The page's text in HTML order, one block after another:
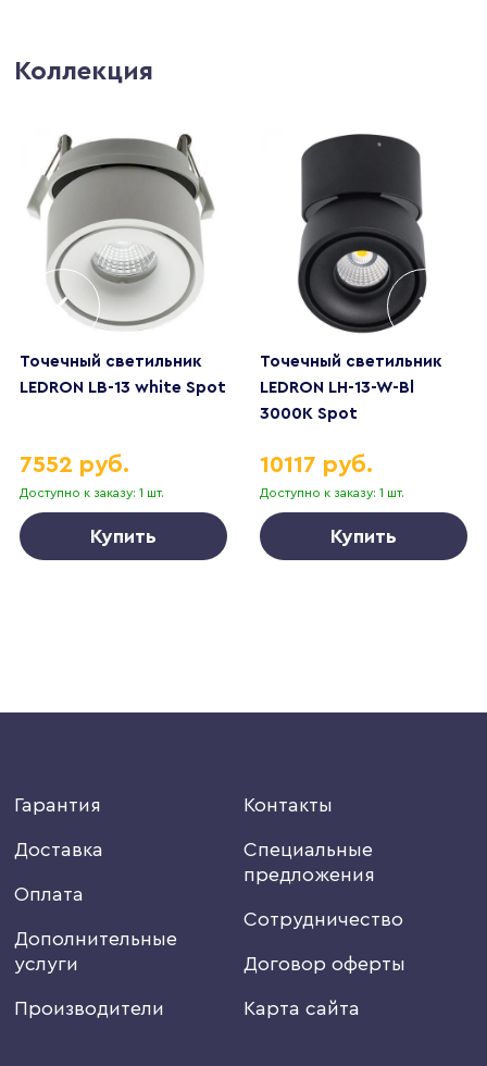
Коллекция
Точечный светильник
LEDRON LB-13 white Spot
Доступно к заказу: 1 шт.
7552 руб.
Купить
Точечный светильник
LEDRON LH-13-W-Bl
3000K Spot
Доступно к заказу: 1 шт.
10117 руб.
Купить
Гарантия
Доставка
Оплата
Дополнительные
услуги
Производители
Контакты
Специальные
предложения
Сотрудничество
Договор оферты
Карта сайта